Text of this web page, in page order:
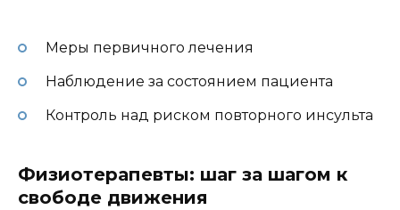
Меры первичного лечения
Наблюдение за состоянием пациента
Контроль над риском повторного инсульта
Физиотерапевты: шаг за шагом к
свободе движения